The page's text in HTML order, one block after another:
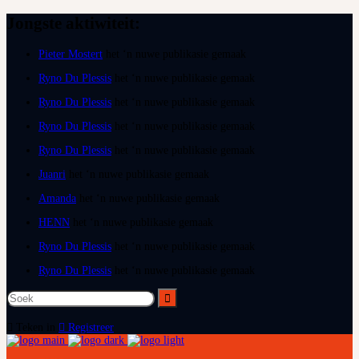
Pieter Mostert
Ryno Du Plessis
Ryno Du Plessis
Ryno Du Plessis
Ryno Du Plessis
Juanri
Amanda
HENN
Ryno Du Plessis
Ryno Du Plessis
Registreer